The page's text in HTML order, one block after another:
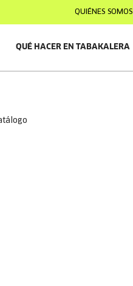
QUIÉNES SOMOS
QUÉ HACER EN TABAKALERA